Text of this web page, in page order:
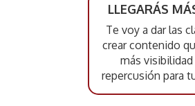
LLEGARÁS
Te voy a dar las
crear contenido
más visibilidad
repercusión para